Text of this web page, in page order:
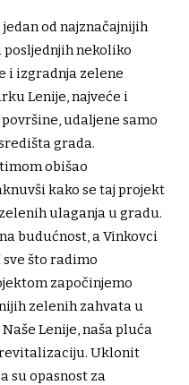
od najznačajnijih
nekoliko
i izgradnja zelene
Lenije, najveće i
udaljene samo
grada.
obišao
kako se taj projekt
ulaganja u gradu.
budućnost, a Vinkovci
što radimo
započinjemo
zelenih zahvata u
Lenije, naša pluća
Uklonit
su opasnost za